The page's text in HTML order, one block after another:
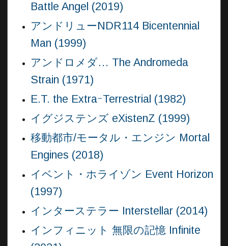
Battle Angel (2019)
アンドリューNDR114 Bicentennial
Man (1999)
アンドロメダ… The Andromeda
Strain (1971)
E.T. the ExtraｰTerrestrial (1982)
イグジステンズ eXistenZ (1999)
移動都市/モータル・エンジン Mortal
Engines (2018)
イベント・ホライゾン Event Horizon
(1997)
インターステラー Interstellar (2014)
インフィニット 無限の記憶 Infinite